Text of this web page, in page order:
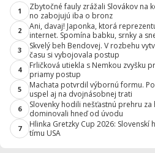
1
Zbytočné fauly zrážali Slovákov na
no zabojujú iba o bronz
2
Ani, davaj! Japonka, ktorá
internet. Spomína babku, srnky a
3
Skvelý beh Bendovej. V rozbehu
času si vybojovala postup
4
Frličková utiekla s Nemkou zvyšku
priamy postup
5
Machata potvrdil výbornú formu.
uspel aj na dvojnásobnej trati
6
Slovenky hodili nešťastnú prehru
dominovali hneď od úvodu
7
Hlinka Gretzky Cup 2026:
tímu USA